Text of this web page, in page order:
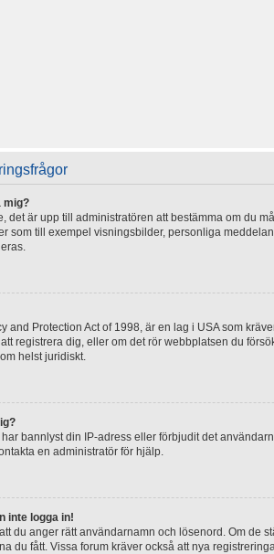
mig?
det är upp till administratören att bestämma om du
som till exempel visningsbilder, personliga
and Protection Act of 1998, är en lag i USA som
registrera dig, eller om det rör webbplatsen du
helst juridiskt.
bannlyst din IP-adress eller förbjudit det
en administratör för hjälp.
inte logga in!
du anger rätt användarnamn och lösenord. Om de
du fått. Vissa forum kräver också att nya